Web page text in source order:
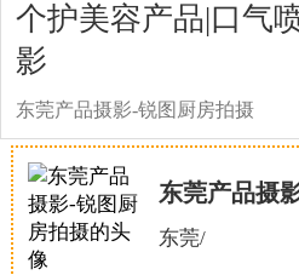
恭喜136****9807
恭喜150****6483
恭喜131****2473
恭喜159****4201
个护美容产品|口气
影
东莞产品摄影-锐图厨房拍摄
东莞产品摄
东莞/